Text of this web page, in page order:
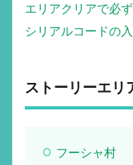
エリアクリアで必
シリアルコードの
ストーリーエ
フーシャ村